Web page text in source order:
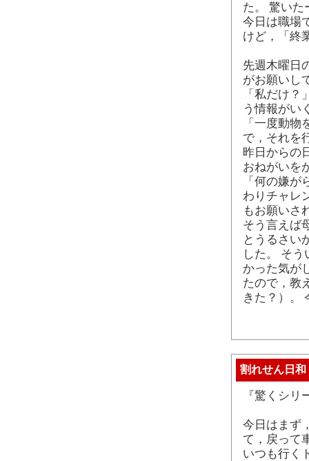
た。 驚いた
今日は職場
けど，「終
先週木曜日
がお願いし
「私だけ
う情報がい
「一度動
で，それを
昨日からの
おねがいを
「何の嫌
わりチャレ
もお願いさ
そう言えば
とうるさい
した。 そ
かった気が
たので，教
きた？）。
割れせん日和
『驚くシリ
今日はまず
て，戻って
いつも行く